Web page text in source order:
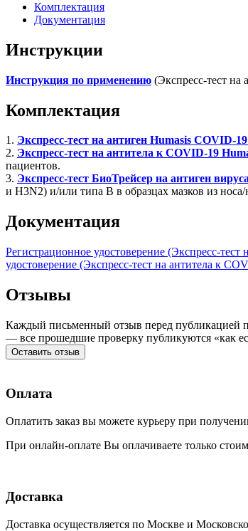
Комплектация
Документация
Инструкции
Инструкция по применению (Экспресс-тест на
Комплектация
1. Экспресс-тест на антиген Humasis COVID-
2. Экспресс-тест на антитела к COVID-19
пациентов.
3. Экспресс-тест БиоТрейсер на антиген
и H3N2) и/или типа В в образцах мазков из
Документация
Регистрационное удостоверение (Экспресс-
удостоверение (Экспресс-тест на антитела к
Отзывы
Каждый письменный отзыв перед публикацией
— все прошедшие проверку публикуются «как
Оставить отзыв
Оплата
Оплатить заказ вы можете курьеру при
При онлайн-оплате Вы оплачиваете только
Доставка
Доставка осуществляется по Москве и